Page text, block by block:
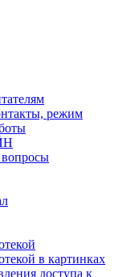
режим
вопросы
в картинках
доступа к